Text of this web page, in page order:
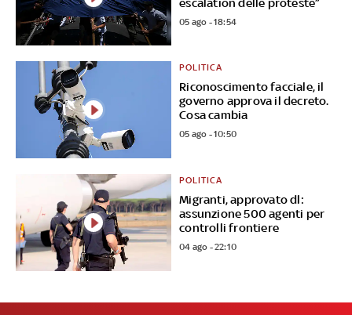
05 ago - 18:54
Riconoscimento facciale, il
governo approva il decreto.
Cosa cambia
POLITICA
05 ago - 10:50
Migranti, approvato dl:
assunzione 500 agenti per
controlli frontiere
POLITICA
04 ago - 22:10